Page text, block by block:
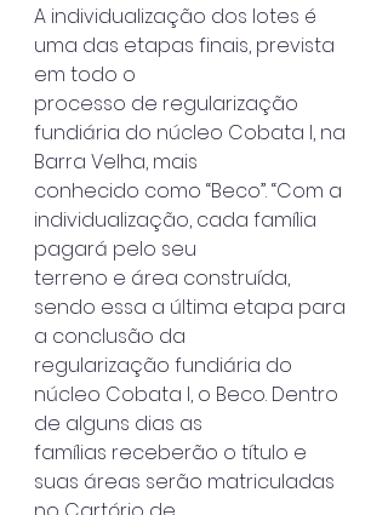
A individualização dos lotes é
uma das etapas finais, prevista
em todo o
processo de regularização
fundiária do núcleo Cobata I, na
Barra Velha, mais
conhecido como “Beco”. “Com a
individualização, cada família
pagará pelo seu
terreno e área construída,
sendo essa a última etapa para
a conclusão da
regularização fundiária do
núcleo Cobata I, o Beco. Dentro
de alguns dias as
famílias receberão o título e
suas áreas serão matriculadas